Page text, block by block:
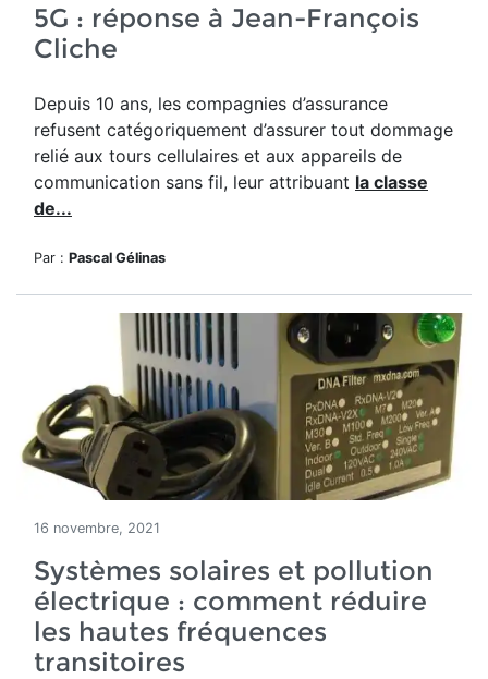
5G : réponse à Jean-François
Cliche
Depuis 10 ans, les compagnies d’assurance
refusent catégoriquement d’assurer tout dommage
relié aux tours cellulaires et aux appareils de
communication sans fil, leur attribuant la classe
de...
Par : Pascal Gélinas
16 novembre, 2021
Systèmes solaires et pollution
électrique : comment réduire
les hautes fréquences
transitoires